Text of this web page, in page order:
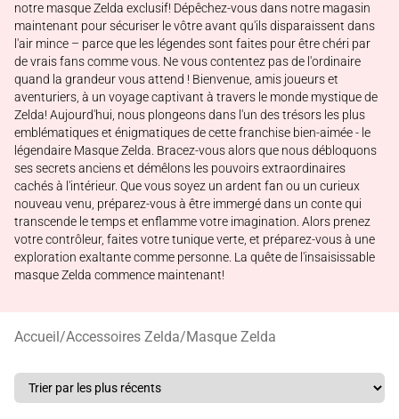
notre masque Zelda exclusif! Dépêchez-vous dans notre magasin
maintenant pour sécuriser le vôtre avant qu'ils disparaissent dans
l'air mince – parce que les légendes sont faites pour être chéri par
de vrais fans comme vous. Ne vous contentez pas de l'ordinaire
quand la grandeur vous attend ! Bienvenue, amis joueurs et
aventuriers, à un voyage captivant à travers le monde mystique de
Zelda! Aujourd'hui, nous plongeons dans l'un des trésors les plus
emblématiques et énigmatiques de cette franchise bien-aimée - le
légendaire Masque Zelda. Bracez-vous alors que nous débloquons
ses secrets anciens et démêlons les pouvoirs extraordinaires
cachés à l'intérieur. Que vous soyez un ardent fan ou un curieux
nouveau venu, préparez-vous à être immergé dans un conte qui
transcende le temps et enflamme votre imagination. Alors prenez
votre contrôleur, faites votre tunique verte, et préparez-vous à une
exploration exaltante comme personne. La quête de l'insaisissable
masque Zelda commence maintenant!
Accueil/Accessoires Zelda/Masque Zelda